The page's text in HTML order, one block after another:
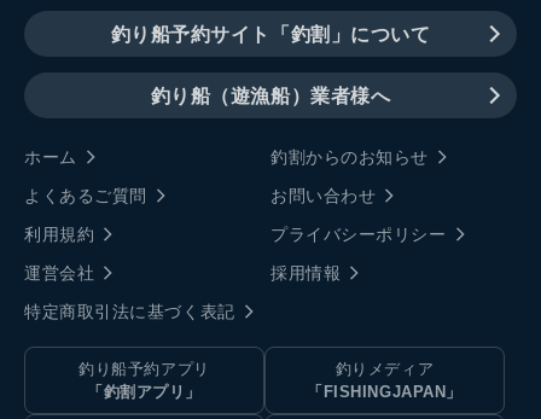
釣り船予約サイト「釣割」について
釣り船（遊漁船）業者様へ
ホーム
釣割からのお知らせ
よくあるご質問
お問い合わせ
利用規約
プライバシーポリシー
運営会社
採用情報
特定商取引法に基づく表記
釣り船予約アプリ
「釣割アプリ」
釣りメディア
「FISHINGJAPAN」